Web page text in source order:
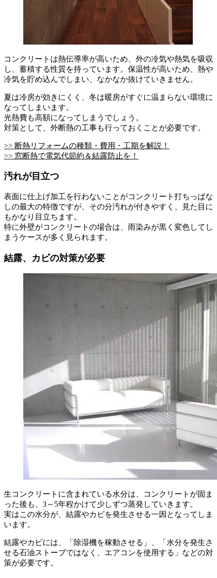
コンクリートは熱伝導率が高いため、外の冷気や熱気を吸収
し、蓄積する性質を持っています。保温性が高いため、熱や
冷気を貯め込んでしまい、なかなか抜けていきません。
夏は冷房が効きにくく、冬は暖房がすぐに温まらない環境に
なってしまいます。
光熱費も高額になってしまうでしょう。
対策として、外断熱の工事も行っておくことが必要です。
>> 断熱リフォームの種類・費用・工期を解説！
>> 窓断熱で電気代節約＆結露防止を！
汚れが目立つ
表面に仕上げ加工を行わないことがコンクリート打ちっぱな
しの最大の特徴ですが、その分汚れが付きやすく、見た目に
もかなり目立ちます。
特に外壁がコンクリートの場合は、雨染みが黒く変色してし
まうケースが多く見られます。
結露、カビの対策が必要
生コンクリートに含まれている水分は、コンクリートが固ま
った後も、3～5年程かけて少しずつ蒸発していきます。
実はこの水分が、結露やカビを発生させる一因となってしま
います。
結露やカビには、「除湿機を稼動させる」、「水分を発生さ
せる石油ストーブではなく、エアコンを使用する」などの対
策が必要です。